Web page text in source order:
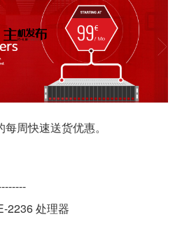
周快速送货优惠。
2236 处理器